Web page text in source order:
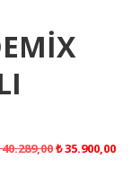
40.289,00Orijinal
₺35.900,00Şu